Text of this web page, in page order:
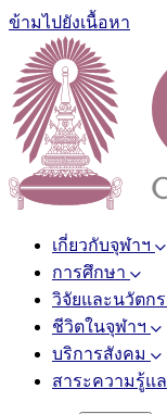
ข้ามไปยังเนื้อหา
เกี่ยวกับจุฬาฯ
การศึกษา
วิจัยและนวัตก
ชีวิตในจุฬาฯ
บริการสังคม
สาระความรู้แ